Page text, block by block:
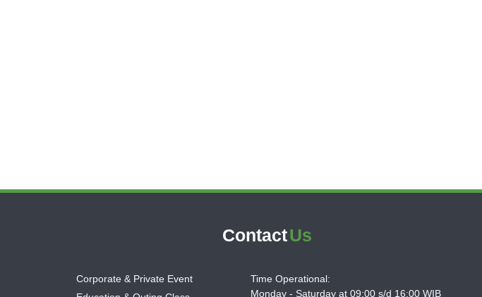
Corporate & Private Event
ContactUs
Time Operational:
Monday - Saturday at 09:00 s/d 16:00 WIB